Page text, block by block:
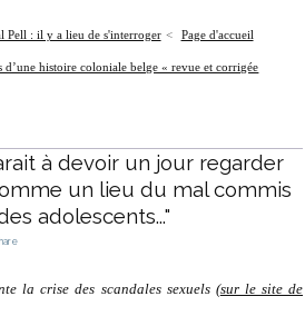
Pell : il y a lieu de s'interroger Page d'accueil
d’une histoire coloniale belge « revue et corrigée
à devoir un jour regarder
un lieu du mal commis
adolescents..."
la crise des scandales sexuels (sur le site de